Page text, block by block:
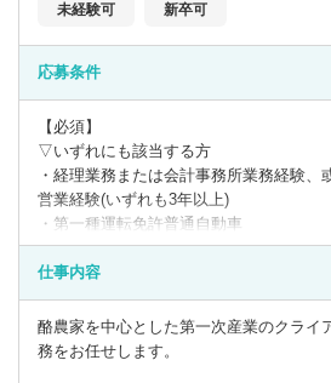
未経験可 新卒可
応募条件
【必須】
▽いずれにも該当する方
・経理業務または会計事務所業務経験、
営業経験(いずれも3年以上)
・第一種運転免許普通自動車
・日商簿記検定3級
【歓迎】
・日商簿記検定2級
仕事内容
酪農家を中心とした第一次産業のクライ
務をお任せします。